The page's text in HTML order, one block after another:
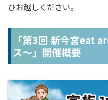
ひお越しください。
「第3回 新今宮eat
ス〜」開催概要